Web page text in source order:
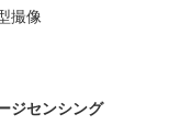
撮像
ージセンシング